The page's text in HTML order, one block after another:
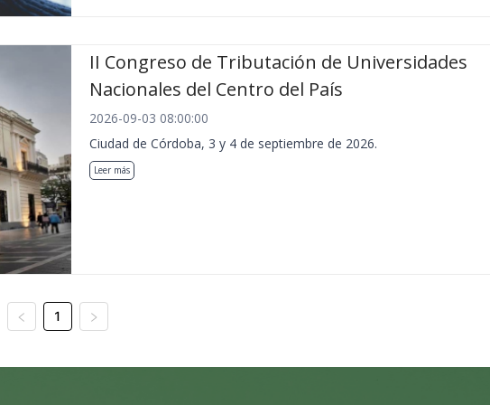
II Congreso de Tributación de Universidades
Nacionales del Centro del País
2026-09-03 08:00:00
Ciudad de Córdoba, 3 y 4 de septiembre de 2026.
Leer más
1